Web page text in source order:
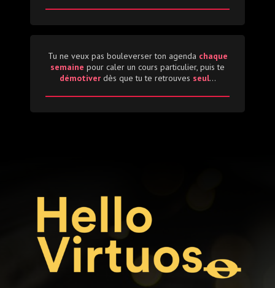
Tu ne veux pas bouleverser ton agenda chaque
semaine pour caler un cours particulier, puis te
démotiver dès que tu te retrouves seul...